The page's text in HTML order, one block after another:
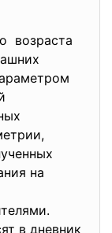
возраста
на
в дневник